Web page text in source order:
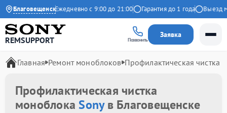
Благовещенск
на Яндекс Ежедневно с 9:00 до 21:00 Гарантия до 1 года Выезд
REMSUPPORT Позвонить
Заявка
Главная Ремонт моноблоков Профилактическая чистка
Профилактическая чистка
моноблокаSonyв Благовещенске